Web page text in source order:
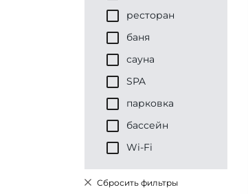
ресторан
баня
сауна
SPA
парковка
бассейн
Wi-Fi
Сбросить фильтры